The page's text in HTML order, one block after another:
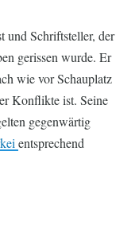
und Schriftsteller, der
gerissen wurde. Er
wie vor Schauplatz
Konflikte ist. Seine
gegenwärtig
entsprechend